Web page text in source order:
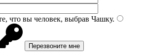
что вы человек, выбрав Чашку.